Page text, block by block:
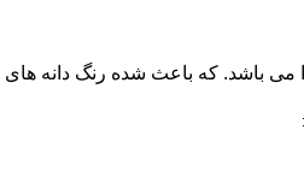
می باشد. که باعث شده رنگ دانه